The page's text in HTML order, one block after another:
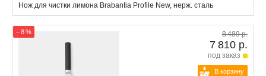
Нож для чистки лимона Brabantia Profile New, нерж. сталь
− 8 % 8 489 р.
7 810 р.
под заказ
В корзину